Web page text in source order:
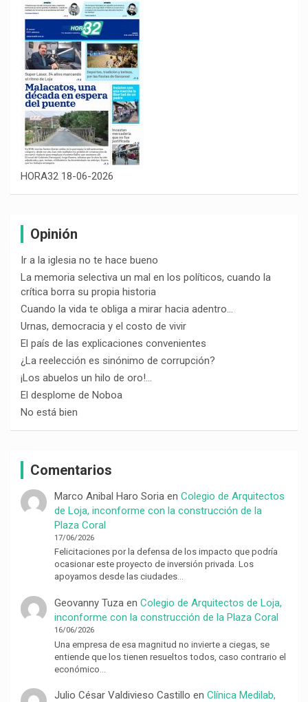
HORA32 18-06-2026
Opinión
Ir a la iglesia no te hace bueno
La memoria selectiva un mal en los políticos, cuando la
crítica borra su propia historia
Cuando la vida te obliga a mirar hacia adentro…
Urnas, democracia y el costo de vivir
El país de las explicaciones convenientes
¿La reelección es sinónimo de corrupción?
¡Los abuelos un hilo de oro!…
El desplome de Noboa
No está bien
Comentarios
Marco Anibal Haro Soriaen Colegio de Arquitectos
de Loja, inconforme con la construcción de la
Plaza Coral
17/06/2026
Felicitaciones por la defensa de los impacto que podría
ocasionar este proyecto de inversión privada. Los
apoyamos desde las ciudades…
Geovanny Tuzaen Colegio de Arquitectos de Loja,
inconforme con la construcción de la Plaza Coral
16/06/2026
Una empresa de esa magnitud no invierte a ciegas, se
entiende que los tienen resueltos todos, caso contrario el
económico…
Julio César Valdivieso Castillo en Clínica Medilab,